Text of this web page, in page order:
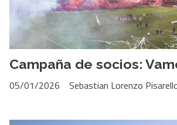
Campaña de socios:
Sebastian Lorenzo
05/01/2026